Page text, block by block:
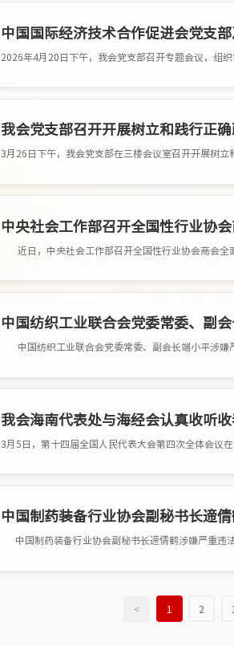
中国国际经济技术合作促进会党支
我会党支部召开开展树立和践行正
中央社会工作部召开全国性行业协
中国纺织工业联合会党委常委、副
我会海南代表处与海经会认真收听
中国制药装备行业协会副秘书长遆
< 1 2